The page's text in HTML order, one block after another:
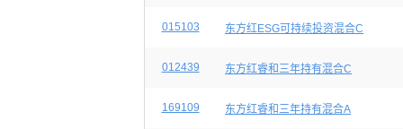
015103 东方红ESG可持续投资混合C
012439 东方红睿和三年持有混合C
169109 东方红睿和三年持有混合A